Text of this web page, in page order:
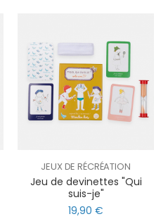
JEUX DE RÉCRÉATION
Jeu de devinettes "Qui
suis-je"
19,90 €